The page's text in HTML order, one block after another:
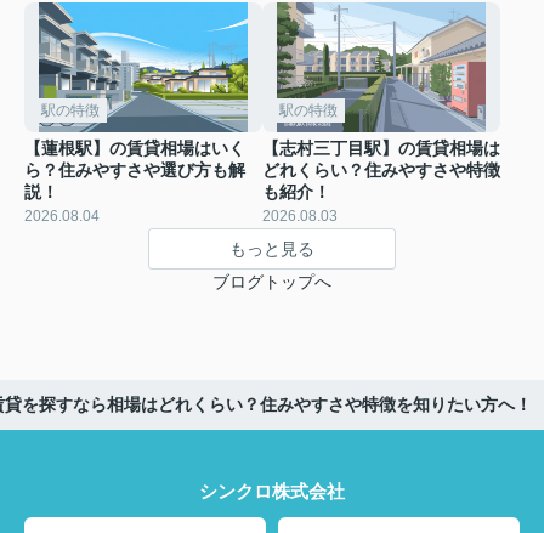
駅の特徴
【蓮根駅】の賃貸相場はいく
ら？住みやすさや選び方も解
説！
2026.08.04
駅の特徴
【志村三丁目駅】の賃貸相場は
どれくらい？住みやすさや特徴
も紹介！
2026.08.03
もっと見る
ブログトップへ
を探すなら相場はどれくらい？住みやすさや特徴を知りたい方へ！
シンクロ株式会社